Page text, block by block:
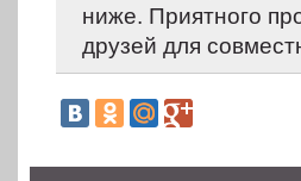
ниже. Приятного
друзей для